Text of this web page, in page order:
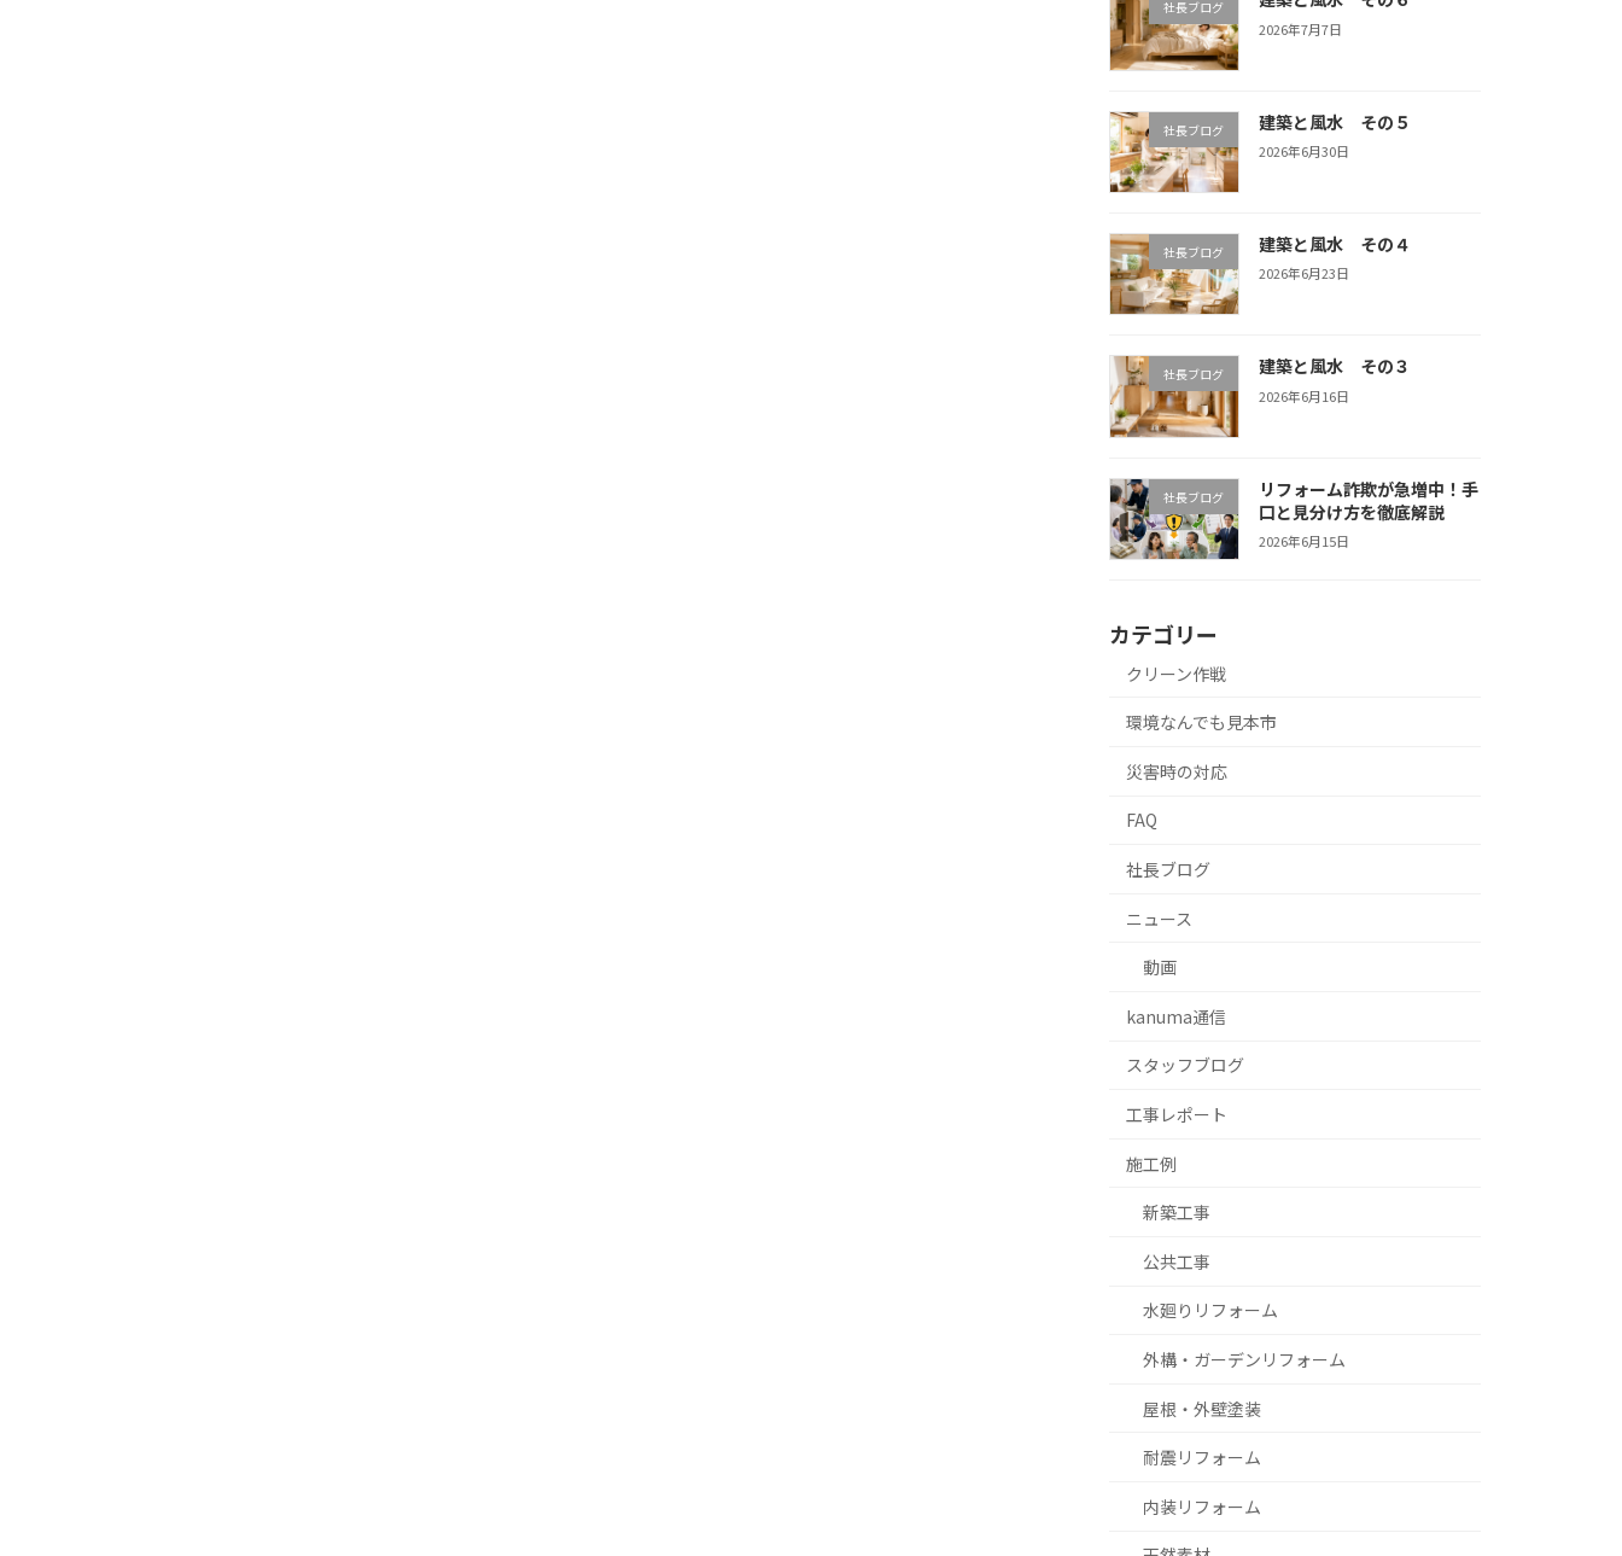
社長ブログ
2026年7月7日
社長ブログ 建築と風水 その５
2026年6月30日
社長ブログ 建築と風水 その４
2026年6月23日
社長ブログ 建築と風水 その３
2026年6月16日
社長ブログ
リフォーム詐欺が急増中！手
口と見分け方を徹底解説
2026年6月15日
カテゴリー
クリーン作戦
環境なんでも見本市
災害時の対応
FAQ
社長ブログ
ニュース
動画
kanuma通信
スタッフブログ
⼯事レポート
施工例
新築工事
公共工事
水廻りリフォーム
外構・ガーデンリフォーム
屋根・外壁塗装
耐震リフォーム
内装リフォーム